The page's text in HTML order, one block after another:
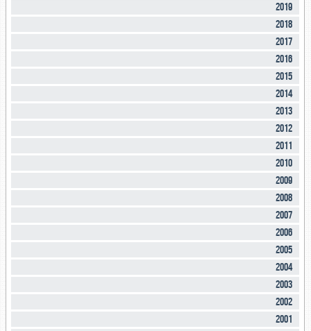
2019
2018
2017
2016
2015
2014
2013
2012
2011
2010
2009
2008
2007
2006
2005
2004
2003
2002
2001